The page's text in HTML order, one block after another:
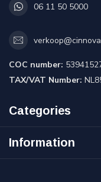
06 11 50 5000
COC number:
TAX/VAT Number:
Categories
Information